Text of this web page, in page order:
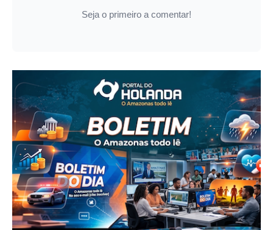
Seja o primeiro a comentar!